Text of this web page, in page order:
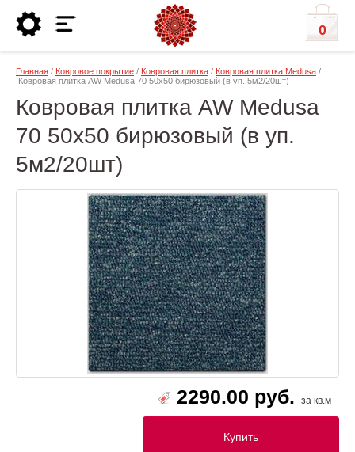
0
Главная / Ковровое покрытие / Ковровая плитка / Ковровая плитка Medusa /
Ковровая плитка AW Medusa 70 50х50 бирюзовый (в уп. 5м2/20шт)
Ковровая плитка AW Medusa
70 50х50 бирюзовый (в уп.
5м2/20шт)
2290.00 руб. за кв.м
Купить